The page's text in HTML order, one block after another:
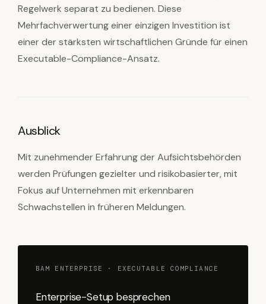
Regelwerk separat zu bedienen. Diese
Mehrfachverwertung einer einzigen Investition ist
einer der stärksten wirtschaftlichen Gründe für einen
Executable-Compliance-Ansatz.
Ausblick
Mit zunehmender Erfahrung der Aufsichtsbehörden
werden Prüfungen gezielter und risikobasierter, mit
Fokus auf Unternehmen mit erkennbaren
Schwachstellen in früheren Meldungen.
BAM ENTERPRISE · EXECUTABLE COMPLIANCE
Enterprise-Setup besprechen